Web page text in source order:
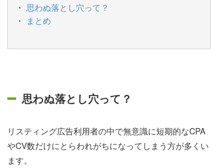
思わぬ落とし穴って？
まとめ
思わぬ落とし穴って？
リスティング広告利用者の中で無意識に短期的なCPA
やCV数だけにとらわれがちになってしまう方が多くい
ます。